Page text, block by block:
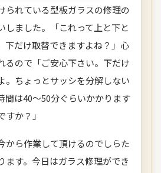
られている型板ガラスの修理の
しました。「これって上と下と
下だけ取替できますよね？」心
るので「ご安心下さい。下だけ
。ちょっとサッシを分解しない
間は40～50分ぐらいかかります
か？」
から作業して頂けるのでしらた
ます。今日はガラス修理ができ